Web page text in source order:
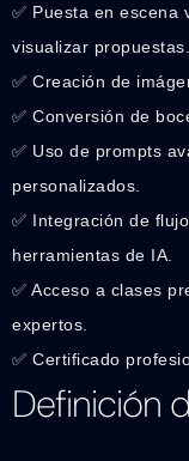
✅ Puesta en escena
visualizar propuestas.
✅ Creación de
✅ Conversión de
✅ Uso de prompts
personalizados.
✅ Integración de
herramientas de IA.
✅ Acceso a clases
expertos.
✅ Certificado
Definición